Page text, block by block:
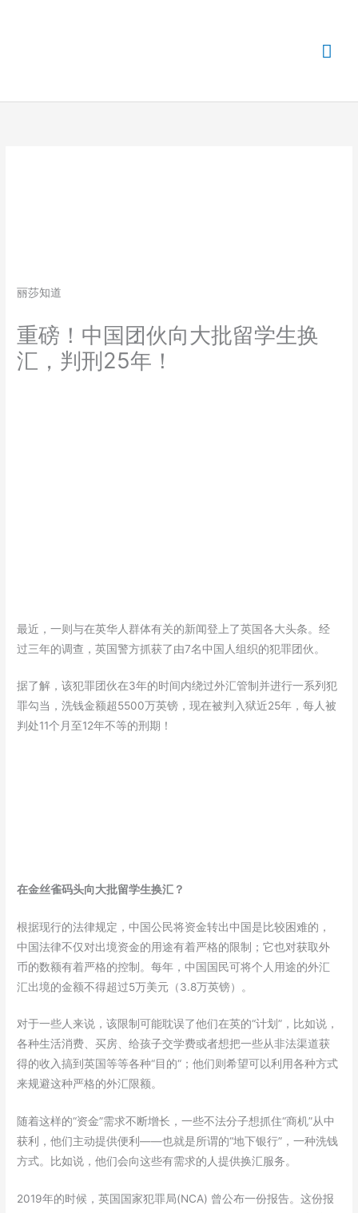
主
丽莎知道
重磅！中国团伙向大批留学生换
汇，判刑25年！
最近，一则与在英华人群体有关的新闻登上了英国各大头条。经
过三年的调查，英国警方抓获了由7名中国人组织的犯罪团伙。
据了解，该犯罪团伙在3年的时间内绕过外汇管制并进行一系列犯
罪勾当，洗钱金额超5500万英镑，现在被判入狱近25年，每人被
判处11个月至12年不等的刑期！
在金丝雀码头向大批留学生换汇？
根据现行的法律规定，中国公民将资金转出中国是比较困难的，
中国法律不仅对出境资金的用途有着严格的限制；它也对获取外
币的数额有着严格的控制。每年，中国国民可将个人用途的外汇
汇出境的金额不得超过5万美元（3.8万英镑）。
对于一些人来说，该限制可能耽误了他们在英的“计划”，比如说，
各种生活消费、买房、给孩子交学费或者想把一些从非法渠道获
得的收入搞到英国等等各种“目的“；他们则希望可以利用各种方式
来规避这种严格的外汇限额。
随着这样的“资金”需求不断增长，一些不法分子想抓住“商机”从中
获利，他们主动提供便利——也就是所谓的“地下银行”，一种洗钱
方式。比如说，他们会向这些有需求的人提供换汇服务。
2019年的时候，英国国家犯罪局(NCA) 曾公布一份报告。这份报